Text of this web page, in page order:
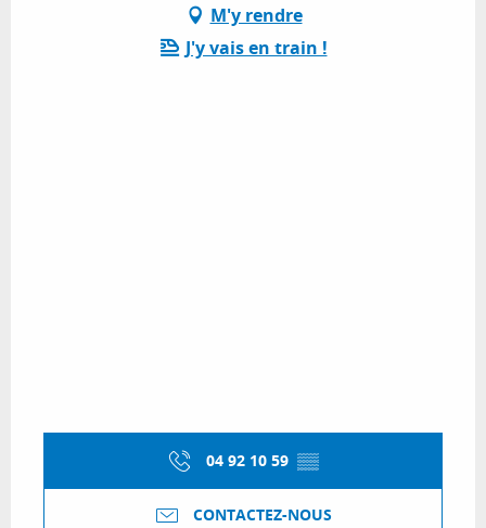
M'y rendre
J'y vais en train !
04 92 10 59 ▒▒
CONTACTEZ-NOUS